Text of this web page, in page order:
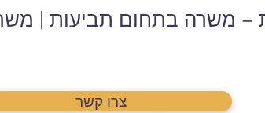
– משרה בתחום תביעות |
צרו קשר